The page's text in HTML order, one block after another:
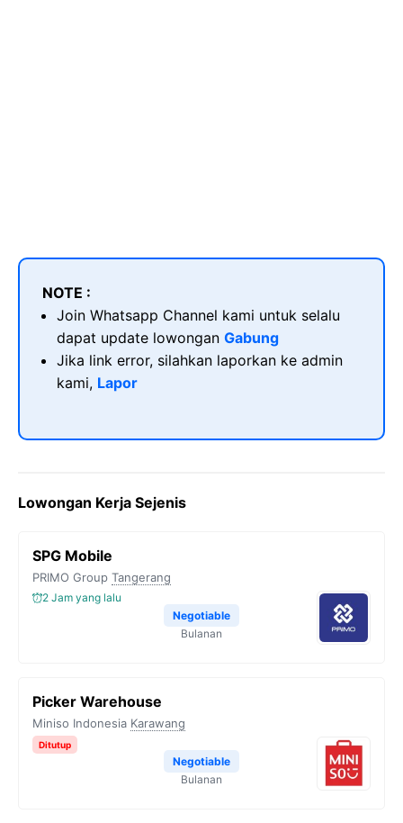
NOTE :
Join Whatsapp Channel kami untuk selalu
dapat update lowongan Gabung
Jika link error, silahkan laporkan ke admin
kami, Lapor
Lowongan Kerja Sejenis
SPG Mobile
PRIMO Group Tangerang
2 Jam yang lalu
Negotiable
Bulanan
Picker Warehouse
Miniso Indonesia Karawang
Ditutup
Negotiable
Bulanan